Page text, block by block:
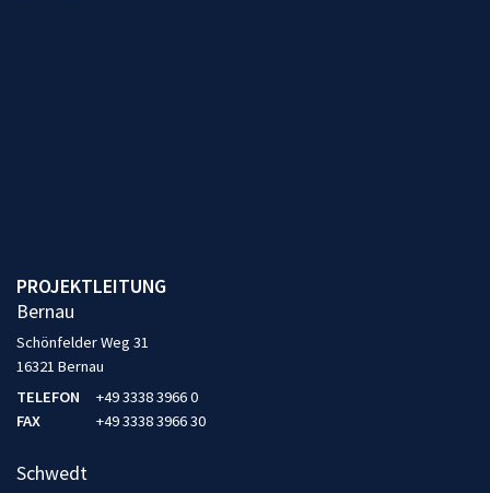
PROJEKTLEITUNG
Bernau
Schönfelder Weg 31
16321 Bernau
TELEFON
+49 3338 3966 0
FAX
+49 3338 3966 30
Schwedt